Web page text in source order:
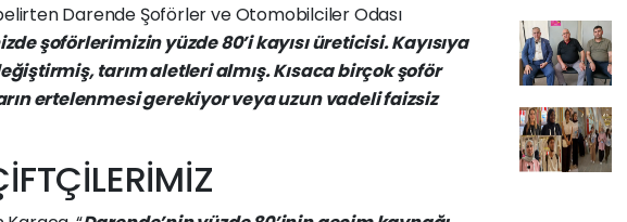
Darende ŞoförlerveOtomobilcilerOdası
şoförlerimizinyüzde80’ikayısıüreticisi.Kayısıya
tarımaletlerialmış.Kısacabirçokşoför
ertelenmesigerekiyorveyauzunvadelifaizsiz